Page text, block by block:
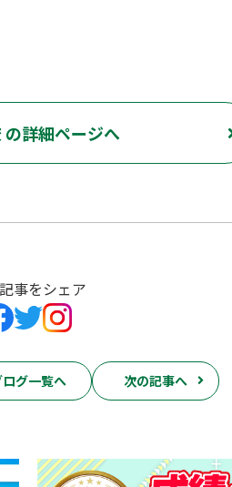
の詳細ページへ
事をシェア
ログ一覧へ 次の記事へ